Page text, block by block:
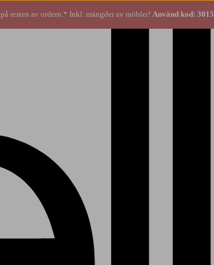
på resten av ordern.* Inkl. mängder av möbler! Använd kod: 3015